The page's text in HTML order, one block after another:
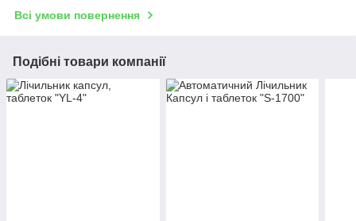
Всі умови повернення
Подібні товари компанії